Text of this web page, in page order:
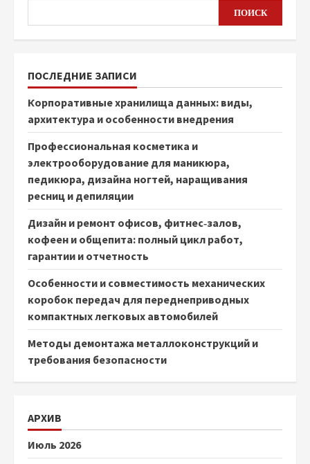
ПОИСК
ПОСЛЕДНИЕ ЗАПИСИ
Корпоративные хранилища данных: виды,
архитектура и особенности внедрения
Профессиональная косметика и
электрооборудование для маникюра,
педикюра, дизайна ногтей, наращивания
ресниц и депиляции
Дизайн и ремонт офисов, фитнес‑залов,
кофеен и общепита: полный цикл работ,
гарантии и отчетность
Особенности и совместимость механических
коробок передач для переднеприводных
компактных легковых автомобилей
Методы демонтажа металлоконструкций и
требования безопасности
АРХИВ
Июль 2026